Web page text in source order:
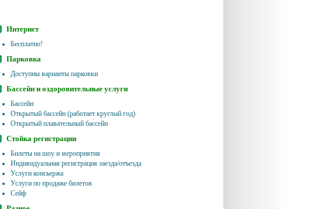
Интернет
Бесплатно!
Парковка
Доступны варианты парковки
Бассейн и оздоровительные услуги
Бассейн
Открытый бассейн (работает круглый год)
Открытый плавательный бассейн
Стойка регистрации
Билеты на шоу и мероприятия
Индивидуальная регистрация заезда/отъезда
Услуги консьержа
Услуги по продаже билетов
Сейф